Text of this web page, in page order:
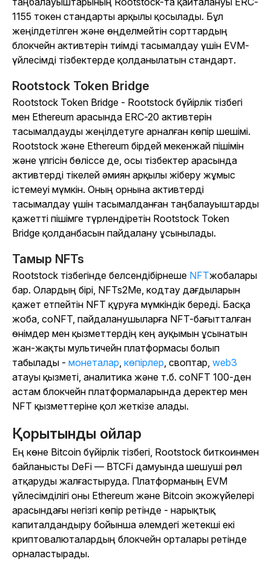
1155 токен стандарты арқылы қосылады. Бұл
жеңілдетілген және өңделмейтін сорттардың
блокчейн активтерін тиімді тасымалдау үшін EVM-
үйлесімді тізбектерде қолданылатын стандарт.
Rootstock Token Bridge
Rootstock Token Bridge - Rootstock бүйірлік тізбегі
мен Ethereum арасында ERC-20 активтерін
тасымалдауды жеңілдетуге арналған көпір шешімі.
Rootstock және Ethereum бірдей мекенжай пішімін
және үлгісін бөліссе де, осы тізбектер арасында
активтерді тікелей әмиян арқылы жіберу жұмыс
істемеуі мүмкін. Оның орнына активтерді
тасымалдау үшін тасымалданған таңбалауыштарды
қажетті пішімге түрлендіретін Rootstock Token
Bridge қолданбасын пайдалану ұсынылады.
Тамыр NFTs
Rootstock тізбегінде белсендібірнеше NFTжобалары
бар. Олардың бірі, NFTs2Me, кодтау дағдыларын
қажет етпейтін NFT құруға мүмкіндік береді. Басқа
жоба, coNFT, пайдаланушыларға NFT-бағытталған
өнімдер мен қызметтердің кең ауқымын ұсынатын
жан-жақты мультичейн платформасы болып
табылады - монеталар, көпірлер, своптар, web3
атауы қызметі, аналитика және т.б. coNFT 100-ден
астам блокчейн платформаларында деректер мен
NFT қызметтеріне қол жеткізе алады.
Қорытынды ойлар
Ең көне Bitcoin бүйірлік тізбегі, Rootstock биткоинмен
байланысты DeFi — BTCFi дамуында шешуші рөл
атқаруды жалғастыруда. Платформаның EVM
үйлесімділігі оны Ethereum және Bitcoin экожүйелері
арасындағы негізгі көпір ретінде - нарықтық
капиталдандыру бойынша әлемдегі жетекші екі
криптовалюталардың блокчейн орталары ретінде
орналастырады.